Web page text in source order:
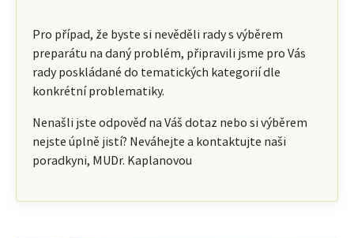
Pro případ, že byste si nevěděli rady s výběrem
preparátu na daný problém, připravili jsme pro Vás
rady poskládané do tematických kategorií dle
konkrétní problematiky.
Nenašli jste odpověď na Váš dotaz nebo si výběrem
nejste úplně jistí? Neváhejte a kontaktujte naši
poradkyni, MUDr. Kaplanovou